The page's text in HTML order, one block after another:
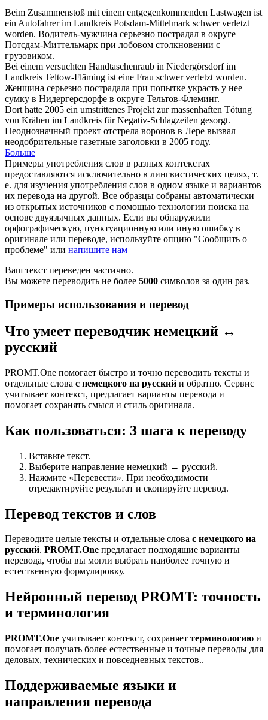
Beim Zusammenstoß mit einem entgegenkommenden Lastwagen ist
ein Autofahrer im Landkreis Potsdam-Mittelmark schwer verletzt
worden. Водитель-мужчина серьезно пострадал в округе
Потсдам-Миттельмарк при лобовом столкновении с
грузовиком.
Bei einem versuchten Handtaschenraub in Niedergörsdorf im
Landkreis Teltow-Fläming ist eine Frau schwer verletzt worden.
Женщина серьезно пострадала при попытке украсть у нее
сумку в Нидергерсдорфе в округе Тельтов-Флеминг.
Dort hatte 2005 ein umstrittenes Projekt zur massenhaften Tötung
von Krähen im Landkreis für Negativ-Schlagzeilen gesorgt.
Неоднозначный проект отстрела воронов в Лере вызвал
неодобрительные газетные заголовки в 2005 году.
Больше
Примеры употребления слов в разных контекстах
предоставляются исключительно в лингвистических целях, т.
е. для изучения употребления слов в одном языке и вариантов
их перевода на другой. Все образцы собраны автоматически
из открытых источников с помощью технологии поиска на
основе двуязычных данных. Если вы обнаружили
орфографическую, пунктуационную или иную ошибку в
оригинале или переводе, используйте опцию "Сообщить о
проблеме" или напишите нам
Ваш текст переведен частично.
Вы можете переводить не более 5000 символов за один раз.
Примеры использования и перевод
Что умеет переводчик немецкий ↔
русский
PROMT.One помогает быстро и точно переводить тексты и
отдельные слова с немецкого на русский и обратно. Сервис
учитывает контекст, предлагает варианты перевода и
помогает сохранять смысл и стиль оригинала.
Как пользоваться: 3 шага к переводу
Вставьте текст.
Выберите направление немецкий ↔ русский.
Нажмите «Перевести». При необходимости
отредактируйте результат и скопируйте перевод.
Перевод текстов и слов
Переводите целые тексты и отдельные слова с немецкого на
русский. PROMT.One предлагает подходящие варианты
перевода, чтобы вы могли выбрать наиболее точную и
естественную формулировку.
Нейронный перевод PROMT: точность
и терминология
PROMT.One учитывает контекст, сохраняет терминологию и
помогает получать более естественные и точные переводы для
деловых, технических и повседневных текстов..
Поддерживаемые языки и
направления перевода